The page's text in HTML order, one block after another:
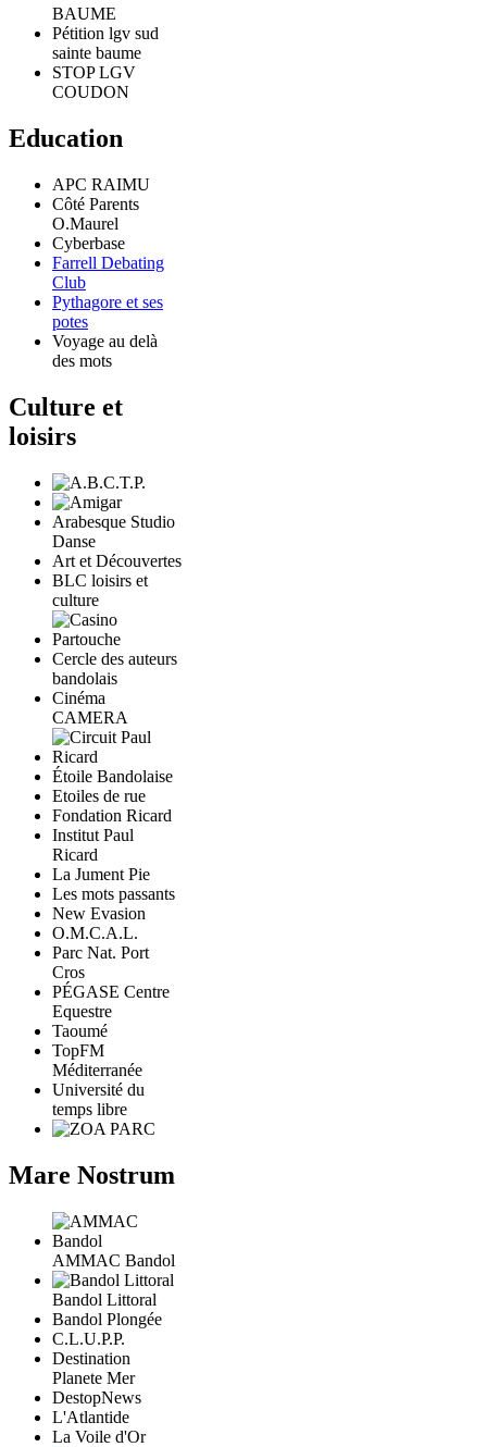
BAUME
Pétition lgv sud
sainte baume
STOP LGV
COUDON
Education
APC RAIMU
Côté Parents
O.Maurel
Cyberbase
Farrell Debating
Club
Pythagore et ses
potes
Voyage au delà
des mots
Culture et
loisirs
Arabesque Studio
Danse
Art et Découvertes
BLC loisirs et
culture
Cercle des auteurs
bandolais
Cinéma
CAMERA
Étoile Bandolaise
Etoiles de rue
Fondation Ricard
Institut Paul
Ricard
La Jument Pie
Les mots passants
New Evasion
O.M.C.A.L.
Parc Nat. Port
Cros
PÉGASE Centre
Equestre
Taoumé
TopFM
Méditerranée
Université du
temps libre
Mare Nostrum
AMMAC Bandol
Bandol Littoral
Bandol Plongée
C.L.U.P.P.
Destination
Planete Mer
DestopNews
L'Atlantide
La Voile d'Or